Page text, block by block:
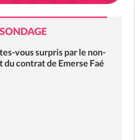
SONDAGE
vous surpris par le non-
contrat de Emerse Faé